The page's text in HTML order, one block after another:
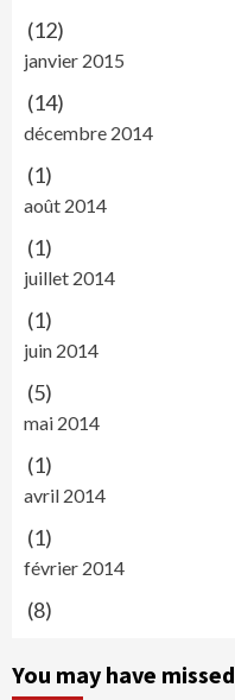
(12)
janvier 2015
(14)
décembre 2014
(1)
août 2014
(1)
juillet 2014
(1)
juin 2014
(5)
mai 2014
(1)
avril 2014
(1)
février 2014
(8)
You may have missed